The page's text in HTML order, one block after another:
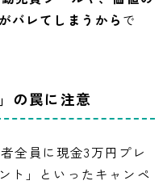
バレてしまうから で
の罠に注意
全員に現金3万円プレ
ト」といったキャンペ